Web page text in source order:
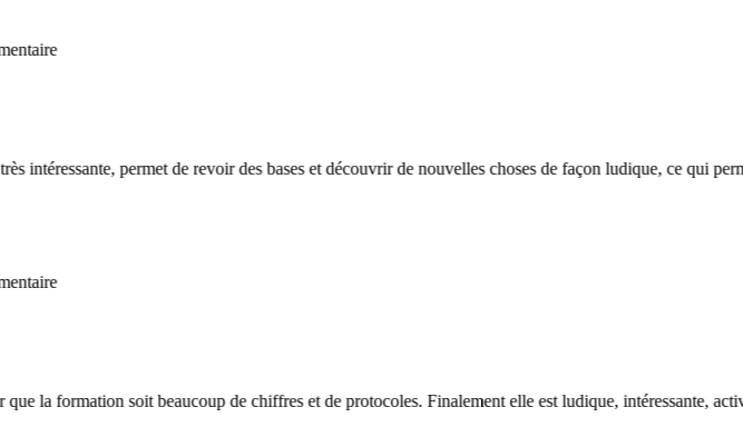
intéressante, permet de revoir des bases et découvrir de nouvelles choses de façon ludique, ce qui
la formation soit beaucoup de chiffres et de protocoles. Finalement elle est ludique, intéressante,